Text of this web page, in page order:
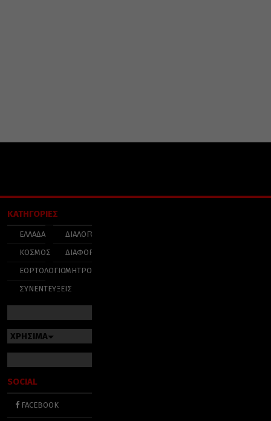
ΚΑΤΗΓΟΡΙΕΣ
ΕΛΛΑΔΑ
ΚΟΣΜΟΣ
ΕΟΡΤΟΛΟΓΙΟ
ΣΥΝΕΝΤΕΥΞΕΙΣ
ΔΙΑΛΟΓΟΣ
ΔΙΑΦΟΡΑ
ΜΗΤΡΟΠΟΛΕΙΣ
ΧΡΗΣΙΜΑ
SOCIAL
FACEBOOK